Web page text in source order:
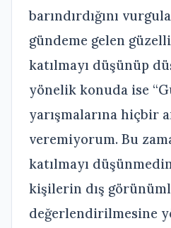
barındırdığını
gündeme gelen
katılmayı düşünüp
yönelik konuda ise
yarışmalarına hiçbir
veremiyorum. Bu
katılmayı
kişilerin dış
değerlendirilmesine